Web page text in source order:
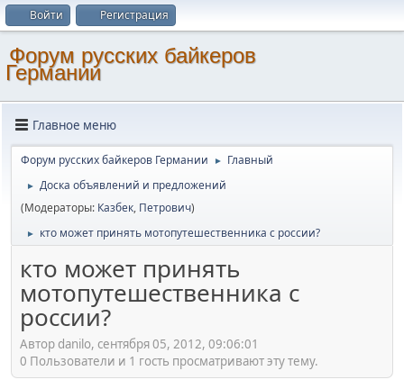
Войти Регистрация
Форум русских байкеров
Германии
Главное меню
Форум русских байкеров Германии ► Главный
►
Доска объявлений и предложений
(Модераторы: Казбек, Петрович)
► кто может принять мотопутешественника с россии?
кто может принять
мотопутешественника с
россии?
Автор danilo, сентября 05, 2012, 09:06:01
0 Пользователи и 1 гость просматривают эту тему.